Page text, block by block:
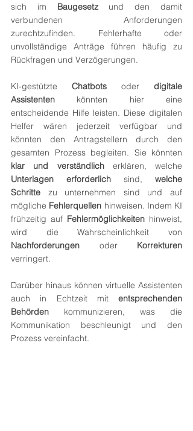
sich im Baugesetz und den damit
verbundenen Anforderungen
zurechtzufinden. Fehlerhafte oder
unvollständige Anträge führen häufig zu
Rückfragen und Verzögerungen.
KI-gestützte Chatbots oder digitale
Assistenten könnten hier eine
entscheidende Hilfe leisten. Diese digitalen
Helfer wären jederzeit verfügbar und
könnten den Antragstellern durch den
klar und verständlich
Unterlagen erforderlich sind, welche
Schritte zu unternehmen sind und auf
mögliche Fehlerquellen hinweisen. Indem KI
frühzeitig auf Fehlermöglichkeiten hinweist,
Nachforderungen oder Korrekturen
verringert.
Darüber hinaus können virtuelle Assistenten
auch in Echtzeit mit entsprechenden
Behörden kommunizieren, was die
Kommunikation beschleunigt und den
Prozess vereinfacht.